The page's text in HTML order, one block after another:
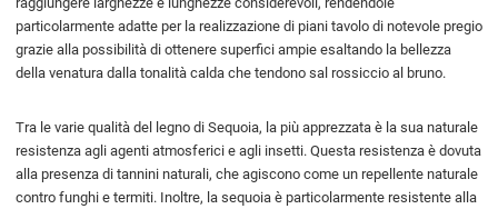
particolarmente adatte per la realizzazione di piani tavolo di notevole pregio
grazie alla possibilità di ottenere superfici ampie esaltando la bellezza
della venatura dalla tonalità calda che tendono sal rossiccio al bruno.
Tra le varie qualità del legno di Sequoia, la più apprezzata è la sua naturale
resistenza agli agenti atmosferici e agli insetti. Questa resistenza è dovuta
alla presenza di tannini naturali, che agiscono come un repellente naturale
contro funghi e termiti. Inoltre, la sequoia è particolarmente resistente alla